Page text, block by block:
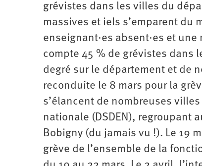
grévistes dans les villes du
massives et iels s’emparent du
enseignant·es absent·es et
compte 45 % de grévistes dans
degré sur le département et de
reconduite le 8 mars pour la
s’élancent de nombreuses
nationale (DSDEN), regroupant
Bobigny (du jamais vu !). Le 19
grève de l’ensemble de la